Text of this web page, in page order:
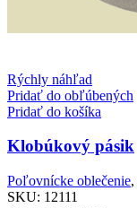
Rýchly náhľad
Pridať do obľúbených
Pridať do košíka
Klobúkový pásik
Poľovnícke oblečenie,
SKU: 12111